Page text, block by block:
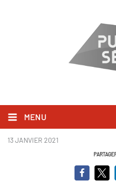
MENU
Planche club
13 JANVIER 2021